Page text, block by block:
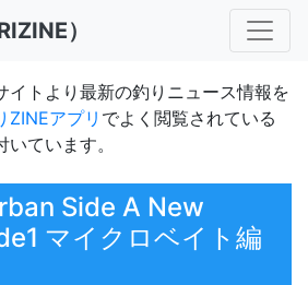
）
イトより最新の釣りニュース情報を
ZINEアプリ でよく閲覧されている
ています。
Side A New
マイクロベイト編